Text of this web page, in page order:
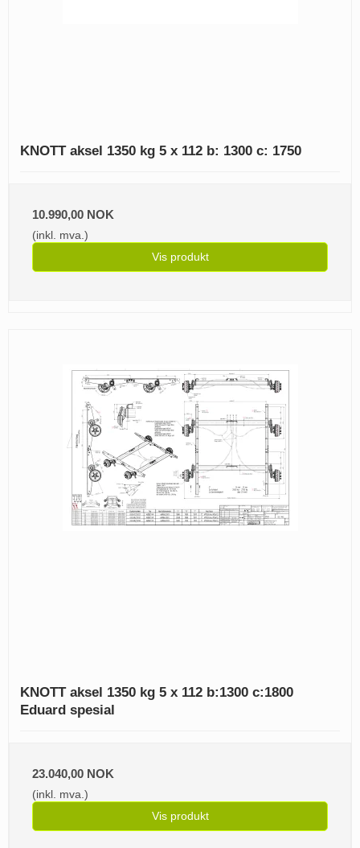
KNOTT aksel 1350 kg 5 x 112 b: 1300 c: 1750
10.990,00 NOK
(inkl. mva.)
Vis produkt
KNOTT aksel 1350 kg 5 x 112 b:1300 c:1800
Eduard spesial
23.040,00 NOK
(inkl. mva.)
Vis produkt